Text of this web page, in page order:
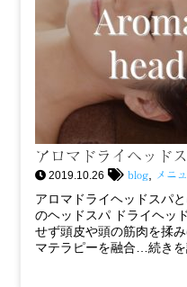
アロマドライヘッド
2019.10.26 blog メニ
アロマドライヘッドス
のヘッドスパ ドライヘッ
せず頭皮や頭の筋肉を揉
マテラピーを融合…続き